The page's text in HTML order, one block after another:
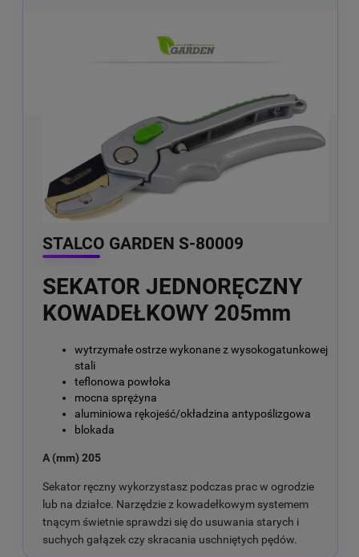
STALCO GARDEN S-80009
SEKATOR JEDNORĘCZNY
KOWADEŁKOWY 205mm
wytrzymałe ostrze wykonane z wysokogatunkowej
stali
teflonowa powłoka
mocna sprężyna
aluminiowa rękojeść/okładzina antypoślizgowa
blokada
A (mm) 205
Sekator ręczny wykorzystasz podczas prac w ogrodzie
lub na działce. Narzędzie z kowadełkowym systemem
tnącym świetnie sprawdzi się do usuwania starych i
suchych gałązek czy skracania uschniętych pędów.